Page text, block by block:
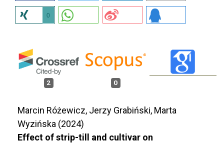
0
2 0
Marcin Różewicz, Jerzy Grabiński, Marta
Wyzińska (2024)
Effect of strip-till and cultivar on